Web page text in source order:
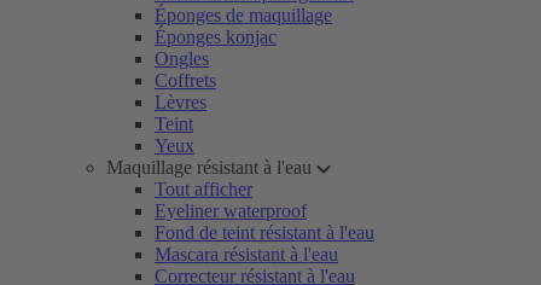
Éponges de maquillage
Éponges konjac
Ongles
Coffrets
Lèvres
Teint
Yeux
Maquillage résistant à l'eau
Tout afficher
Eyeliner waterproof
Fond de teint résistant à l'eau
Mascara résistant à l'eau
Correcteur résistant à l'eau